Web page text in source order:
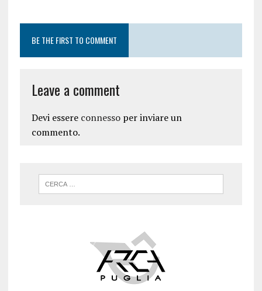
BE THE FIRST TO COMMENT
Leave a comment
Devi essere connessoper inviare un
commento.